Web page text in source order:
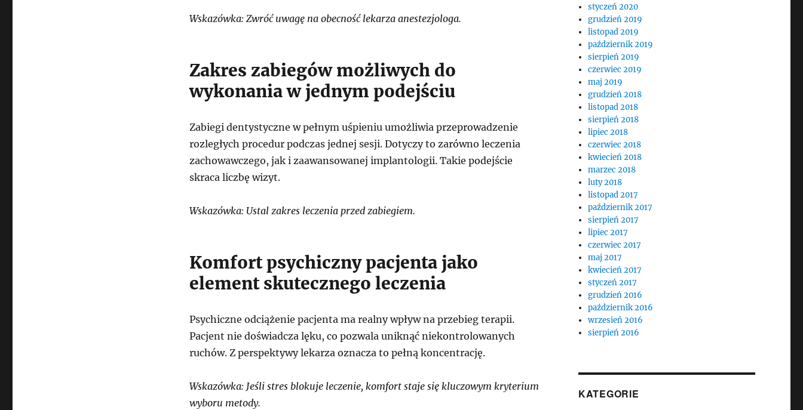
Wskazówka: Zwróć uwagę na obecność lekarza anestezjologa.
Zakres zabiegów możliwych do
wykonania w jednym podejściu
Zabiegi dentystyczne w pełnym uśpieniu umożliwia przeprowadzenie
rozległych procedur podczas jednej sesji. Dotyczy to zarówno leczenia
zachowawczego, jak i zaawansowanej implantologii. Takie podejście
skraca liczbę wizyt.
Wskazówka: Ustal zakres leczenia przed zabiegiem.
Komfort psychiczny pacjenta jako
element skutecznego leczenia
Psychiczne odciążenie pacjenta ma realny wpływ na przebieg terapii.
Pacjent nie doświadcza lęku, co pozwala uniknąć niekontrolowanych
ruchów. Z perspektywy lekarza oznacza to pełną koncentrację.
Wskazówka: Jeśli stres blokuje leczenie, komfort staje się kluczowym kryterium
wyboru metody.
styczeń 2020
grudzień 2019
listopad 2019
październik 2019
sierpień 2019
czerwiec 2019
maj 2019
grudzień 2018
listopad 2018
sierpień 2018
lipiec 2018
czerwiec 2018
kwiecień 2018
marzec 2018
luty 2018
listopad 2017
październik 2017
sierpień 2017
lipiec 2017
czerwiec 2017
maj 2017
kwiecień 2017
styczeń 2017
grudzień 2016
październik 2016
wrzesień 2016
sierpień 2016
KATEGORIE